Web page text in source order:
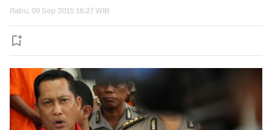
Rabu, 09 Sep 2015 16:27 WIB